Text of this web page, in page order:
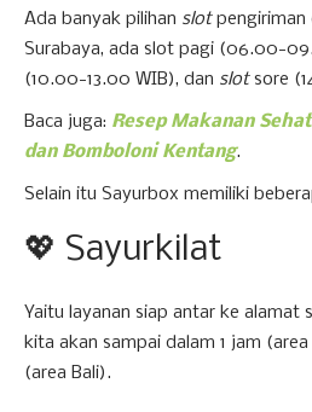
Ada banyak pilihan slotpengiriman
Surabaya, ada slot pagi (06.00-
(10.00-13.00 WIB), dan slotsore
Baca juga: Resep Makanan
dan Bomboloni Kentang.
Selain itu Sayurbox memiliki
💖 Sayurkilat
Yaitu layanan siap antar ke alamat
kita akan sampai dalam 1 jam
(area Bali).